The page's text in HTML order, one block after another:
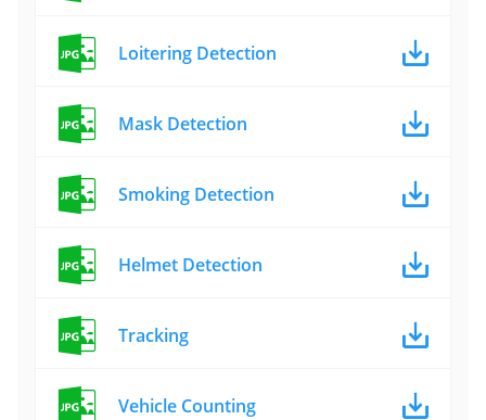
Loitering Detection
Mask Detection
Smoking Detection
Helmet Detection
Tracking
Vehicle Counting